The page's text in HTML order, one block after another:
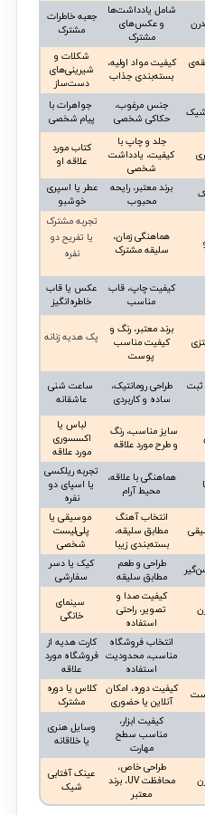
جعبه خاطرات
مشترک
شامل یادداشت‌ها
و عکس‌های
مشترک
شکلات و
شیرینی‌های
دست‌ساز
کیفیت مواد اولیه،
بسته‌بندی جذاب
جواهرات با
پیام شخصی
جنس مرغوب،
حکاکی شخصی
شیک
کتاب مورد
علاقه او
جلد و چاپ با
کیفیت، یادداشت
شخصی
عطر یا اسپری
خوشبو
برند معتبر، رایحه
محبوب
تجربه مشترک
یا تفریح دو
نفره
هماهنگی زمان،
سلیقه مشترک
عکس یا قاب
خاطره‌انگیز
کیفیت چاپ، قاب
مناسب
پک هدیه زنانه
برند معتبر، رنگ و
کیفیت مناسب
پوست
ساعت شنی
عاشقانه
طراحی رومانتیک،
ساده و کاربردی
ثبت
لباس یا
اکسسوری
مورد علاقه
سایز مناسب، رنگ
و طرح مورد علاقه
تجربه ریلکسی
یا اسپای دو
نفره
هماهنگی با علاقه،
محیط آرام
موسیقی یا
پلی‌لیست
شخصی
انتخاب آهنگ
مطابق سلیقه،
بسته‌بندی زیبا
کیک یا دسر
سفارشی
طراحی و طعم
مطابق سلیقه
سینمای
خانگی
کیفیت صدا و
تصویر، راحتی
استفاده
کارت هدیه از
فروشگاه مورد
علاقه
انتخاب فروشگاه
مناسب، محدودیت
استفاده
کلاس یا دوره
مشترک
کیفیت دوره، امکان
آنلاین یا حضوری
وسایل هنری
یا خلاقانه
کیفیت ابزار،
مناسب سطح
مهارت
عینک آفتابی
شیک
طراحی خاص،
محافظت UV، برند
معتبر